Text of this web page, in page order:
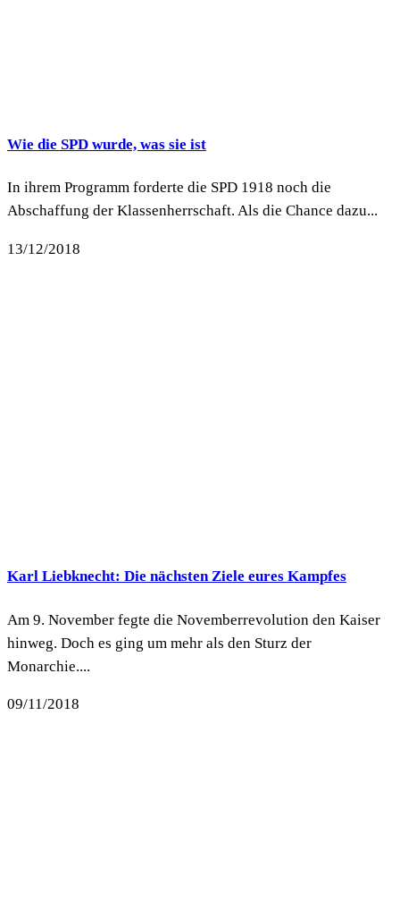
Wie die SPD wurde, was sie ist
In ihrem Programm forderte die SPD 1918 noch die
Abschaffung der Klassenherrschaft. Als die Chance dazu...
13/12/2018
Karl Liebknecht: Die nächsten Ziele eures Kampfes
Am 9. November fegte die Novemberrevolution den Kaiser
hinweg. Doch es ging um mehr als den Sturz der
Monarchie....
09/11/2018